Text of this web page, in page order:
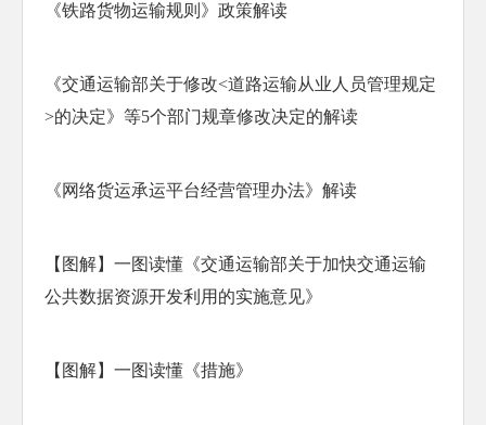
《铁路货物运输规则》政策解读
《交通运输部关于修改<道路运输从业人员管理规定
>的决定》等5个部门规章修改决定的解读
《网络货运承运平台经营管理办法》解读
【图解】一图读懂《交通运输部关于加快交通运输
公共数据资源开发利用的实施意见》
【图解】一图读懂《措施》